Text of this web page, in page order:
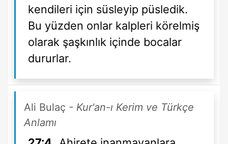
kendileri için süsleyip püsledik.
Bu yüzden onlar kalpleri körelmiş
olarak şaşkınlık içinde bocalar
dururlar.
Ali Bulaç - Kur'an-ı Kerim ve Türkçe
Anlamı